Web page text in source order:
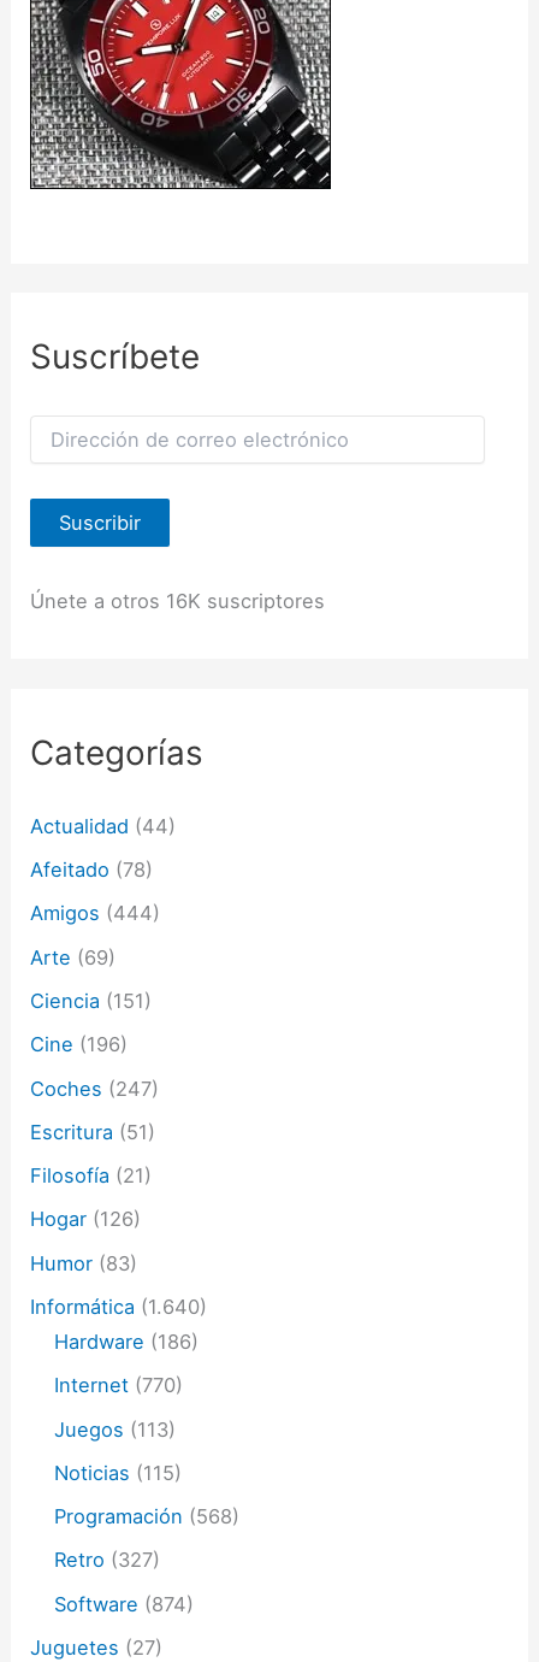
Suscríbete
e
c
ó
r
r
e
e
c
r
n
c
Suscribir
Únete a otros 16K suscriptores
Categorías
Actualidad (44)
Afeitado (78)
Amigos (444)
Arte (69)
Ciencia (151)
Cine (196)
Coches (247)
Escritura (51)
Filosofía (21)
Hogar (126)
Humor (83)
Informática (1.640)
Hardware (186)
Internet (770)
Juegos (113)
Noticias (115)
Programación (568)
Retro (327)
Software (874)
Juguetes (27)